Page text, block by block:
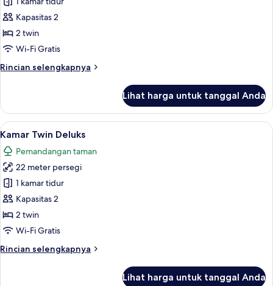
Twin
Eksekutif
Kapasitas 2
2 twin
Wi-Fi Gratis
Rincian selengkapnya
Rincian
Kamar
Twin
Eksekutif
Lihat harga untuk tanggal Anda
Lihat
semua
foto
untuk
Kamar
Twin
Deluks
Kamar Twin Deluks | Minibar, meja
4
Kamar Twin Deluks
Pemandangan taman
22 meter persegi
1 kamar tidur
Kapasitas 2
2 twin
Wi-Fi Gratis
Rincian selengkapnya
Rincian
Lihat harga untuk tanggal Anda